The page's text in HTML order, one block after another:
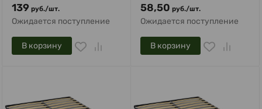
139 руб./шт.
Ожидается поступление
В корзину
58,50 руб./шт.
Ожидается поступление
В корзину